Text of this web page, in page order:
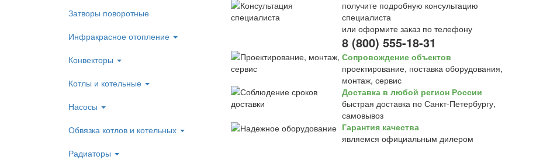
Затворы поворотные
Инфракрасное отопление
Конвекторы
Котлы и котельные
Насосы
Обвязка котлов и котельных
Радиаторы
получите подробную консультацию
специалиста
или оформите заказ по телефону
8 (800) 555-18-31
Сопровождение объектов
проектирование, поставка оборудования,
монтаж, сервис
Доставка в любой регион России
быстрая доставка по Санкт-Петербургу,
самовывоз
Гарантия качества
являемся официальным дилером